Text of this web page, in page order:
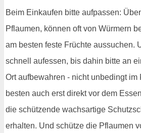
Beim Einkaufen bitte aufpassen:
Pflaumen, können oft von Würmern
am besten feste Früchte aussuchen.
schnell aufessen, bis dahin bitte an
Ort aufbewahren - nicht unbedingt im
besten auch erst direkt vor dem
die schützende wachsartige
erhalten. Und schütze die Pflaumen